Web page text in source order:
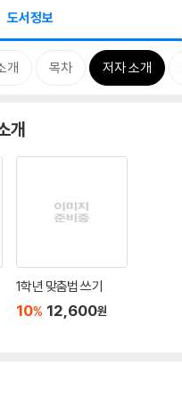
도서정보
개 목차 저자 소개
개
1학년 맞춤법 쓰기
10% 12,600원